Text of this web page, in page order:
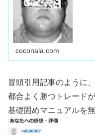
coconala.com
冒頭引用記事のように、
都合よく勝つトレード
基礎固めマニュアルを